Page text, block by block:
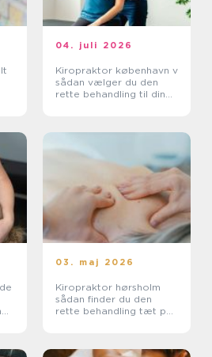
04. juli 2026
Kiropraktor københavn v
sådan vælger du den
rette behandling til dine
03. maj 2026
Kiropraktor hørsholm
sådan finder du den
rette behandling tæt på